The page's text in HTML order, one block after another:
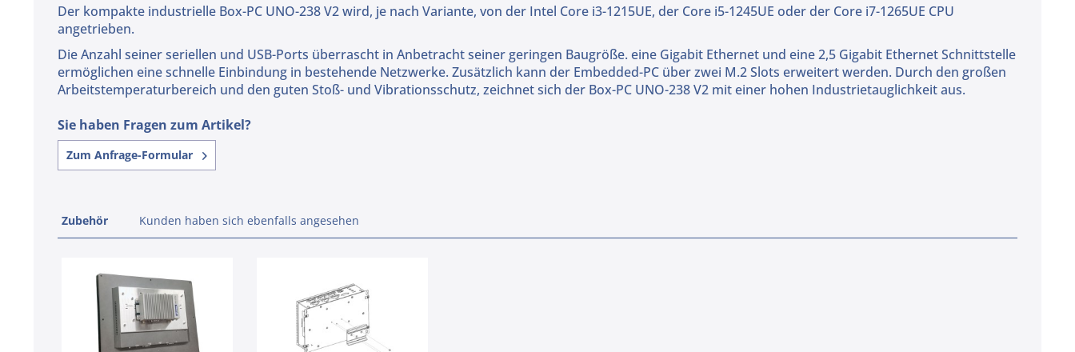
Der kompakte industrielle Box-PC UNO-238 V2 wird, je nach Variante, von der Intel Core i3-1215UE, der Core i5-1245UE oder der Core i7-1265UE CPU
angetrieben.
Die Anzahl seiner seriellen und USB-Ports überrascht in Anbetracht seiner geringen Baugröße. eine Gigabit Ethernet und eine 2,5 Gigabit Ethernet Schnittstelle
ermöglichen eine schnelle Einbindung in bestehende Netzwerke. Zusätzlich kann der Embedded-PC über zwei M.2 Slots erweitert werden. Durch den großen
Arbeitstemperaturbereich und den guten Stoß- und Vibrationsschutz, zeichnet sich der Box-PC UNO-238 V2 mit einer hohen Industrietauglichkeit aus.
Sie haben Fragen zum Artikel?
Zum Anfrage-Formular
Zubehör Kunden haben sich ebenfalls angesehen